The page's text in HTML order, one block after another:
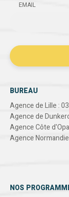
EMAIL
BUREAU
Agence de Lille :
Agence de
Agence Côte
Agence
NOS